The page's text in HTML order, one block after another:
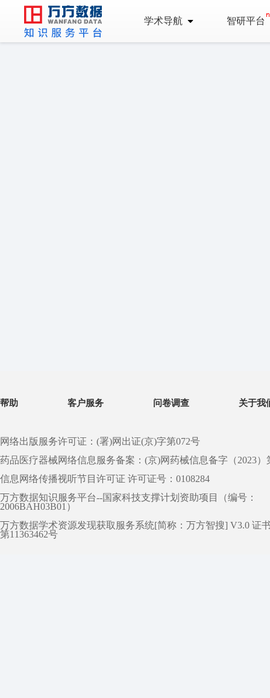
学术导航 智研平台
帮助 客户服务 问卷调查 关于我
网络出版服务许可证：(署)网出证(京)字第072号
药品医疗器械网络信息服务备案：(京)网药械信息备字（2023）
信息网络传播视听节目许可证 许可证号：0108284
万方数据知识服务平台--国家科技支撑计划资助项目（编号：
2006BAH03B01）
万方数据学术资源发现获取服务系统[简称：万方智搜] V3.0 证
第11363462号